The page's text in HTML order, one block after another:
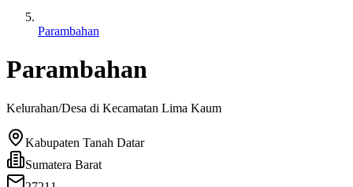
Parambahan
Parambahan
Kelurahan/Desa di Kecamatan Lima Kaum
Kabupaten Tanah Datar
Sumatera Barat